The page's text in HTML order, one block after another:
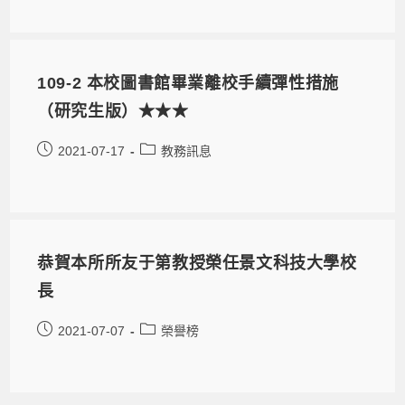
109-2 本校圖書館畢業離校手續彈性措施
（研究生版）★★★
2021-07-17 教務訊息
恭賀本所所友于第教授榮任景文科技大學校
長
2021-07-07 榮譽榜